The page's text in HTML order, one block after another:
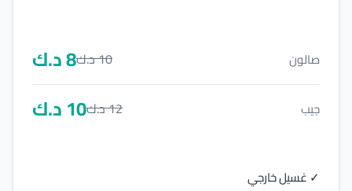
صالون 10د.ك8د.ك
جيب 12د.ك10د.ك
✓ غسيل خارجي